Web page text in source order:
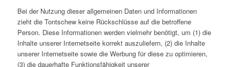
Bei der Nutzung dieser allgemeinen Daten und Informationen
zieht die Tontschew keine Rückschlüsse auf die betroffene
Person. Diese Informationen werden vielmehr benötigt, um (1) die
Inhalte unserer Internetseite korrekt auszuliefern, (2) die Inhalte
unserer Internetseite sowie die Werbung für diese zu optimieren,
(3) die dauerhafte Funktionsfähigkeit unserer